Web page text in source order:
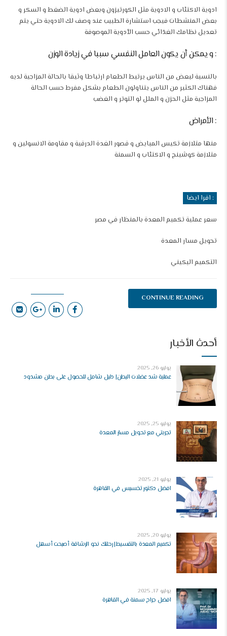
ادوية الاكتئاب و الادوية مثل الكورتيزون وبعض ادوية الضغط و السكر و
بعض المنشطات فيجب استشارة الطبيب عند وصف لك الادوية حتي يتم
تعديل نظامك الغذائي حسب الأدوية الموصوفة
: و يمكن أن يكون العامل النفسي سببا في زيادة الوزن
بالنسبة لبعض من الناس يرتبط الطعام ارتباطا وثيقا بالحالة المزاجية لديه
فهناك الكثير من الناس يتناولون الطعام بشكل مفرط حسب الحالة
المزاجية مثل الحزن و الملل لو التوتر و الغضب
: الأمراض
منها متلازمة تكيس المبايض و قصور الغدة الدرقية و مقاومة الانسولين و
متلازمة كوشينج و الاكتئاب و السمنة
: اقرا ايضا
سعر عملية تكميم المعدة بالمنظار في مصر
تحويل مسار المعدة
التكميم البكيني
CONTINUE READING
أحدث الأخبار
يوليو 26, 2025
عملية شد عضلات البطن| دليل شامل للحصول على بطن مشدود
يوليو 25, 2025
تجربتي مع تحويل مسار المعدة
يوليو 21, 2025
افضل دكتور تخسيس في القاهرة
يوليو 20, 2025
تكميم المعدة بالتقسيط| رحلتك نحو الرشاقة أصبحت أسهل
يوليو 17, 2025
افضل جراح سمنة في القاهرة